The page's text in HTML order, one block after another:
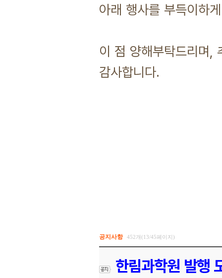
아래 행사를 부득이하
이 점 양해부탁드리며,
감사합니다.
공지사항 452개(13/45페이지)
한림과학원 발행